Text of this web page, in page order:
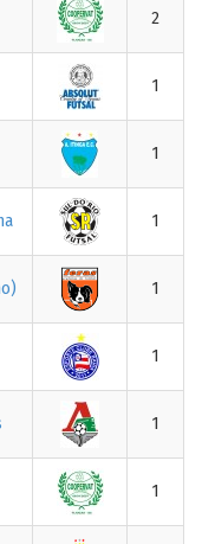
2
1
1
1
1
1
1
1